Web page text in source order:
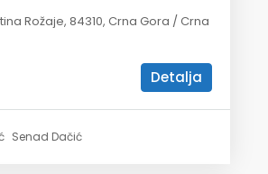
Rožaje, 84310, Crna Gora / Crna
Detalja
Senad Dačić